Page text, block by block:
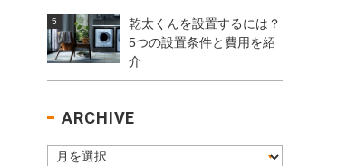
乾太くんを設置するには？
5つの設置条件と費用を紹
介
ARCHIVE